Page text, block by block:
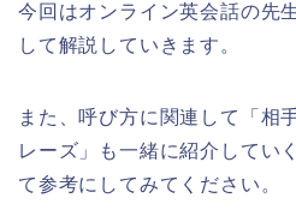
今回はオンライン英会話の先
して解説していきます。
また、呼び方に関連して「相
レーズ」も一緒に紹介してい
て参考にしてみてください。